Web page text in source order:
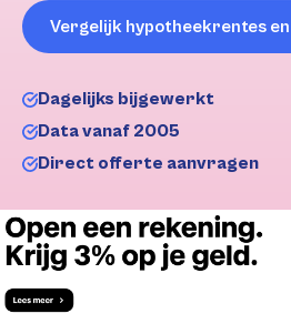
Vergelijk hypotheekrentes
Dagelijks bijgewerkt
Data vanaf 2005
Direct offerte aanvragen